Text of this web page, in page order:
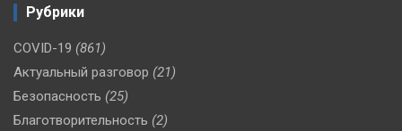
Рубрики
COVID-19 (861)
Актуальный разговор (21)
Безопасность (25)
Благотворительность (2)